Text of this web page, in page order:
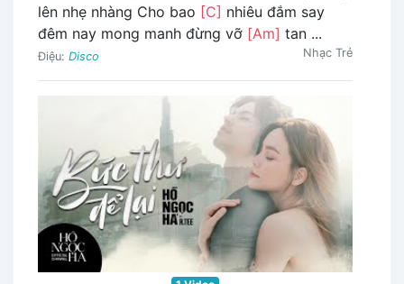
lên nhẹ nhàng Cho bao [C] nhiêu đắm say
đêm nay mong manh đừng vỡ [Am] tan ...
Điệu: Disco Nhạc Trẻ